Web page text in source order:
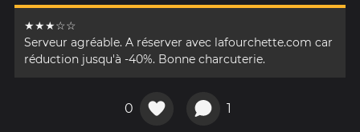
★★★☆☆
Serveur agréable. A réserver avec lafourchette.com car
réduction jusqu'à -40%. Bonne charcuterie.
0 1